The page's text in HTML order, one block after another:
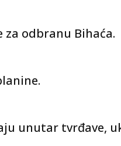
odbranu Bihaća.
unutar tvrđave,